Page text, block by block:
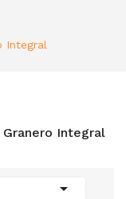
Integral
Integral
